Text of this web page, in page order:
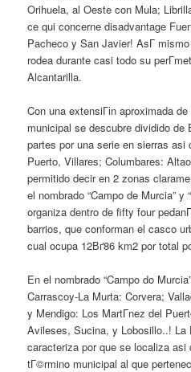
Orihuela, al Oeste con Mula;
ce qui concerne disadvantage
Pacheco y San Javier! AsГ­
rodea durante casi todo su
Alcantarilla.
Con una extensiГіn aproximada
municipal se descubre dividido
partes por una serie en sierras
Puerto, Villares; Columbares:
permitido decir en 2 zonas
el nombrado “Campo de Murcia”
organiza dentro de fifty four
barrios, que conforman el casco
cual ocupa 12Вґ86 km2 por total
En el nombrado “Campo do
Carrascoy-La Murta: Corvera;
y Mendigo: Los MartГ­nez del
Avileses, Sucina, y Lobosillo..! La
caracteriza por que se localiza asi
tГ©rmino municipal al que